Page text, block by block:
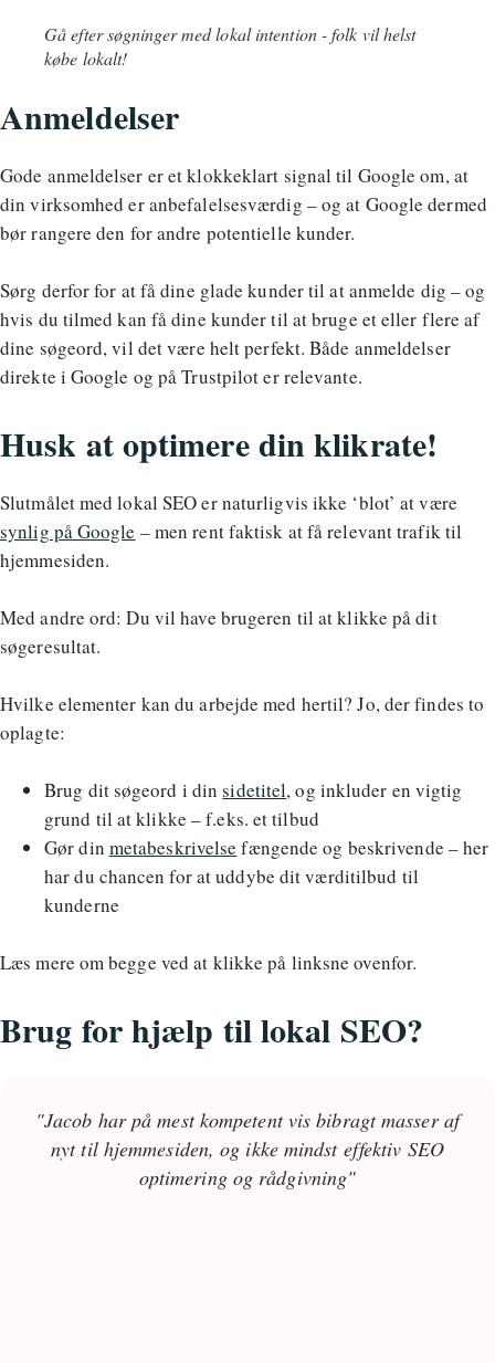
Gå efter søgninger med lokal intention - folk vil helst
købe lokalt!
Anmeldelser
Gode anmeldelser er et klokkeklart signal til Google om, at
din virksomhed er anbefalelsesværdig – og at Google dermed
bør rangere den for andre potentielle kunder.
Sørg derfor for at få dine glade kunder til at anmelde dig – og
hvis du tilmed kan få dine kunder til at bruge et eller flere af
dine søgeord, vil det være helt perfekt. Både anmeldelser
direkte i Google og på Trustpilot er relevante.
Husk at optimere din klikrate!
Slutmålet med lokal SEO er naturligvis ikke ‘blot’ at være
synlig på Google – men rent faktisk at få relevant trafik til
hjemmesiden.
Med andre ord: Du vil have brugeren til at klikke på dit
søgeresultat.
Hvilke elementer kan du arbejde med hertil? Jo, der findes to
oplagte:
Brug dit søgeord i dinsidetitel, og inkluder en vigtig
grund til at klikke – f.eks. et tilbud
Gør din metabeskrivelse fængende og beskrivende – her
har du chancen for at uddybe dit værditilbud til
kunderne
Læs mere om begge ved at klikke på linksne ovenfor.
Brug for hjælp til lokal SEO?
"Jacob har på mest kompetent vis bibragt masser af
nyt til hjemmesiden, og ikke mindst effektiv SEO
optimering og rådgivning"